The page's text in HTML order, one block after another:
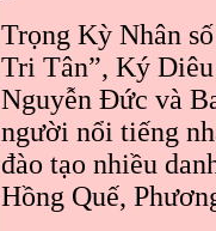
Trọng Kỳ Nhân
Tri Tân”, Ký
Nguyễn Đức và
người nổi tiếng
đào tạo nhiều
Hồng Quế,